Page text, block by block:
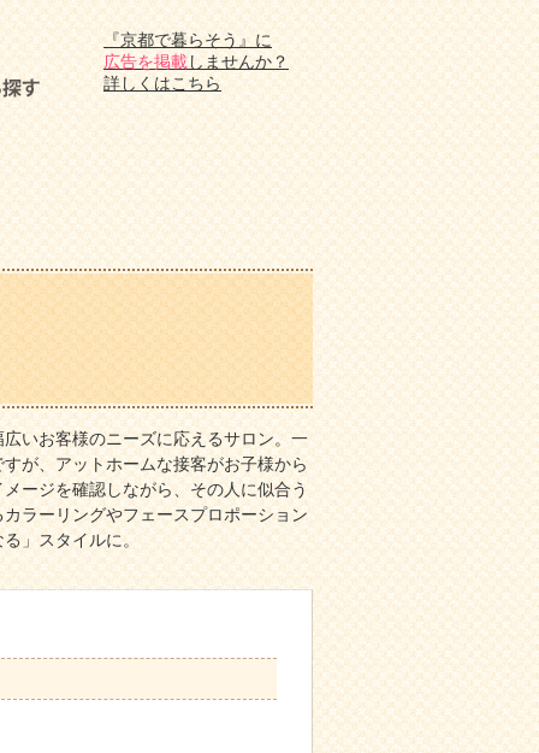
『京都で暮らそう』に
広告を掲載しませんか？
詳しくはこちら
いお客様のニーズに応えるサロン。一
が、アットホームな接客がお子様から
ージを確認しながら、その人に似合う
ラーリングやフェースプロポーション
」スタイルに。